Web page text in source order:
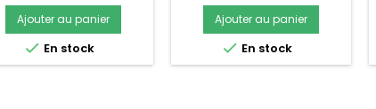
Ajouter au panier
 En stock
Ajouter au panier
 En stock